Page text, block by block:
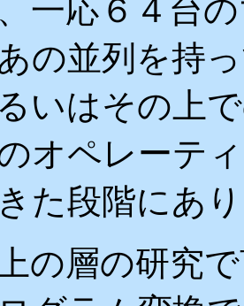
一応６４台
の並列を持
いはその上
オペレーテ
た段階にあ
の層の研究で